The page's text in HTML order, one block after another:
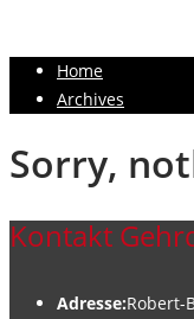
Home
Archives
Sorry,
Kontakt
Adresse:Robert-